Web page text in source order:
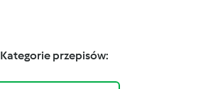
Kategorie przepisów: